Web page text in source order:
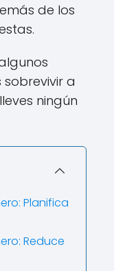
de los
a
ningún
Planifica
Reduce